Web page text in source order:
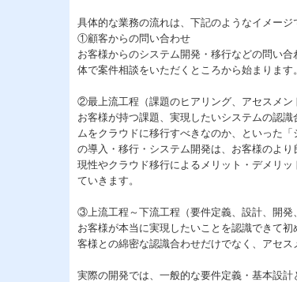
具体的な業務の流れは、下記のようなイメージ
①顧客からの問い合わせ
お客様からのシステム開発・移行などの問い
体で案件相談をいただくところから始まります。
②最上流工程（課題のヒアリング、アセスメン
お客様が持つ課題、実現したいシステムの認
ムをクラウドに移行すべきなのか、といった
の導入・移行・システム開発は、お客様のよ
現性やクラウド移行によるメリット・デメリ
ていきます。
③上流工程～下流工程（要件定義、設計、開発
お客様が本当に実現したいことを認識できて
客様との綿密な認識合わせだけでなく、アセ
実際の開発では、一般的な要件定義・基本設